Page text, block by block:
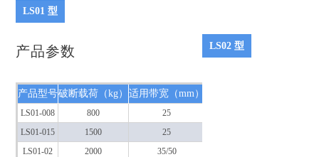
LS01 型
产品参数
产品型号破断载荷（kg） 适用带宽（mm）
LS01-008 800 25
LS01-015
1500 25
LS01-02
2000 35/50
LS02 型